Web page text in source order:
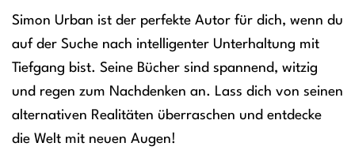
Simon Urban ist der perfekte Autor für dich, wenn du
auf der Suche nach intelligenter Unterhaltung mit
Tiefgang bist. Seine Bücher sind spannend, witzig
und regen zum Nachdenken an. Lass dich von seinen
alternativen Realitäten überraschen und entdecke
die Welt mit neuen Augen!